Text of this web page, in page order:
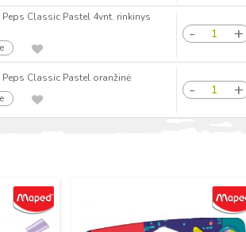
Classic Pastel 4vnt. rinkinys
Classic Pastel oranžinė